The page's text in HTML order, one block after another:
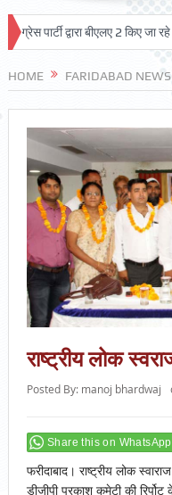
द्वारा बीएलए 2 किए जा रहे
HOME FARIDABAD NEWS
राष्ट्रीय लोक
Posted By: manoj bhardwaj
Share this on WhatsApp
फरीदाबाद। राष्ट्रीय लोक
डीजीपी प्रकाश कमेटी की